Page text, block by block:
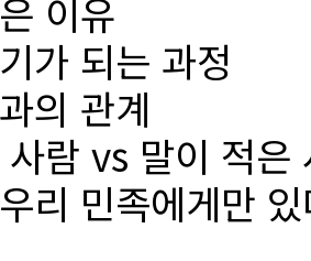
이유
가 되는 과정
의 관계
람 vs 말이 적은
리 민족에게만